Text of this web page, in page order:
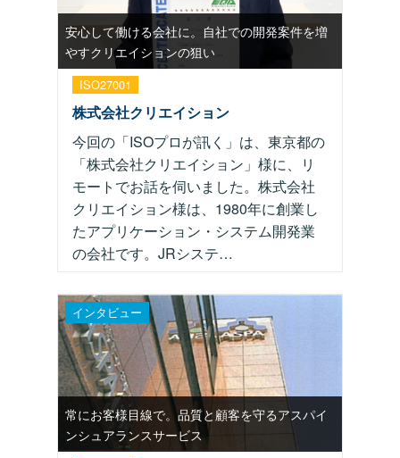
安心して働ける会社に。自社での開発案件を増
やすクリエイションの狙い
ISO27001
株式会社クリエイション
今回の「ISOプロが訊く」は、東京都の
「株式会社クリエイション」様に、リ
モートでお話を伺いました。株式会社
クリエイション様は、1980年に創業し
たアプリケーション・システム開発業
の会社です。JRシステ…
インタビュー
常にお客様目線で。品質と顧客を守るアスパイ
ンシュアランスサービス